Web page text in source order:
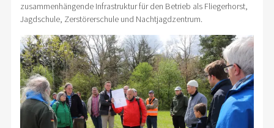
zusammenhängende Infrastruktur für den Betrieb als Fliegerhorst,
Jagdschule, Zerstörerschule und Nachtjagdzentrum.